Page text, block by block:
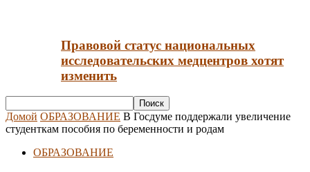
Правовой статус национальных
исследовательских медцентров хотят
изменить
Домой ОБРАЗОВАНИЕ В Госдуме поддержали увеличение
студенткам пособия по беременности и родам
ОБРАЗОВАНИЕ